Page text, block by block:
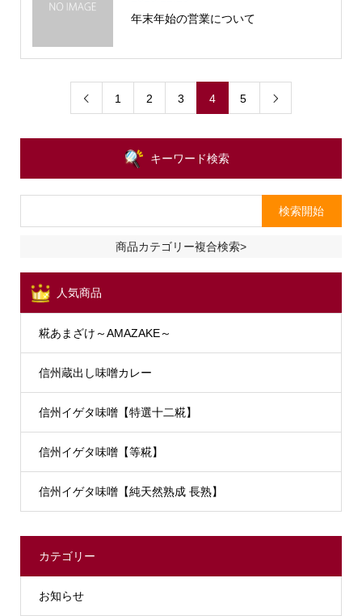
年末年始の営業について
 1 2 3 4 5 
キーワード検索
商品カテゴリー複合検索>
人気商品
糀あまざけ～AMAZAKE～
信州蔵出し味噌カレー
信州イゲタ味噌【特選十二糀】
信州イゲタ味噌【等糀】
信州イゲタ味噌【純天然熟成 長熟】
カテゴリー
お知らせ